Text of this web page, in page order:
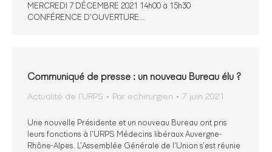
MERCREDI 7 DÉCEMBRE 2021 14h00 à 15h30
CONFÉRENCE D’OUVERTURE…
Communiqué de presse : un nouveau Bureau élu ?
Actualité de l'URPS Par echirurgien 7 juin 2021
Une nouvelle Présidente et un nouveau Bureau ont pris
leurs fonctions à l’URPS Médecins libéraux Auvergne-
Rhône-Alpes. L’Assemblée Générale de l’Union s’est réunie